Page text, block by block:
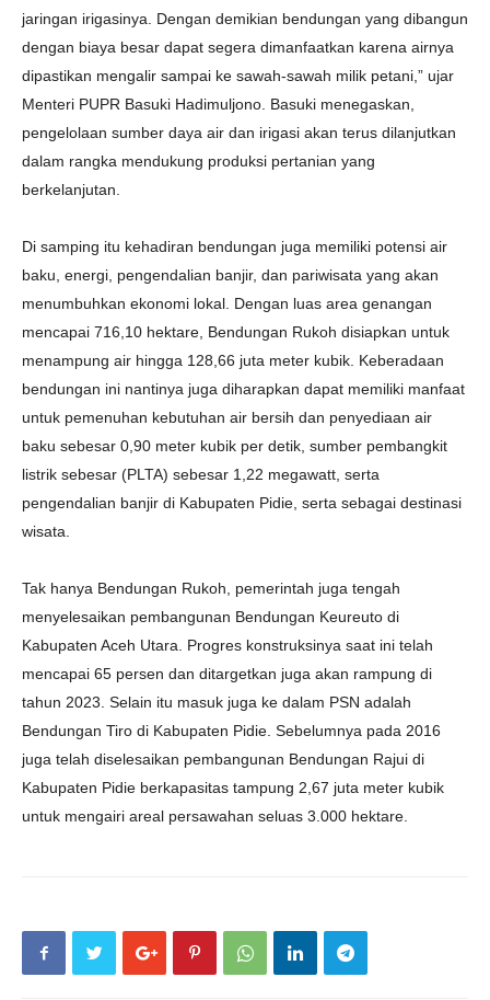
jaringan irigasinya. Dengan demikian bendungan yang dibangun
dengan biaya besar dapat segera dimanfaatkan karena airnya
dipastikan mengalir sampai ke sawah-sawah milik petani,” ujar
Menteri PUPR Basuki Hadimuljono. Basuki menegaskan,
pengelolaan sumber daya air dan irigasi akan terus dilanjutkan
dalam rangka mendukung produksi pertanian yang
berkelanjutan.
Di samping itu kehadiran bendungan juga memiliki potensi air
baku, energi, pengendalian banjir, dan pariwisata yang akan
menumbuhkan ekonomi lokal. Dengan luas area genangan
mencapai 716,10 hektare, Bendungan Rukoh disiapkan untuk
menampung air hingga 128,66 juta meter kubik. Keberadaan
bendungan ini nantinya juga diharapkan dapat memiliki manfaat
untuk pemenuhan kebutuhan air bersih dan penyediaan air
baku sebesar 0,90 meter kubik per detik, sumber pembangkit
listrik sebesar (PLTA) sebesar 1,22 megawatt, serta
pengendalian banjir di Kabupaten Pidie, serta sebagai destinasi
wisata.
Tak hanya Bendungan Rukoh, pemerintah juga tengah
menyelesaikan pembangunan Bendungan Keureuto di
Kabupaten Aceh Utara. Progres konstruksinya saat ini telah
mencapai 65 persen dan ditargetkan juga akan rampung di
tahun 2023. Selain itu masuk juga ke dalam PSN adalah
Bendungan Tiro di Kabupaten Pidie. Sebelumnya pada 2016
juga telah diselesaikan pembangunan Bendungan Rajui di
Kabupaten Pidie berkapasitas tampung 2,67 juta meter kubik
untuk mengairi areal persawahan seluas 3.000 hektare.